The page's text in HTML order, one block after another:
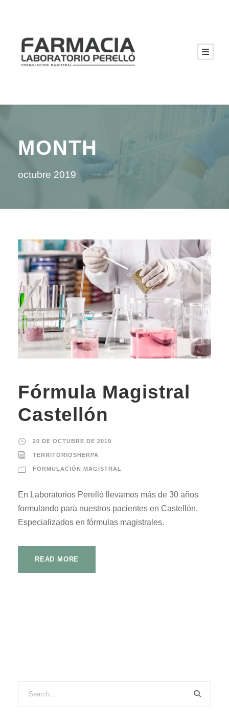
MONTH
octubre 2019
Fórmula Magistral
Castellón
20 DE OCTUBRE DE 2019
TERRITORIOSHERPA
FORMULACIÓN MAGISTRAL
En Laboratorios Perelló llevamos más de 30 años
formulando para nuestros pacientes en Castellón.
Especializados en fórmulas magistrales.
READ MORE